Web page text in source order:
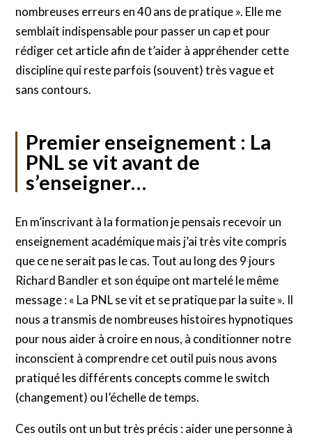
nombreuses erreurs en 40 ans de pratique ». Elle me
semblait indispensable pour passer un cap et pour
rédiger cet article afin de t’aider à appréhender cette
discipline qui reste parfois (souvent) très vague et
sans contours.
Premier enseignement : La
PNL se vit avant de
s’enseigner…
En m’inscrivant à la formation je pensais recevoir un
enseignement académique mais j’ai très vite compris
que ce ne serait pas le cas. Tout au long des 9 jours
Richard Bandler et son équipe ont martelé le même
message : « La PNL se vit et se pratique par la suite ». Il
nous a transmis de nombreuses histoires hypnotiques
pour nous aider à croire en nous, à conditionner notre
inconscient à comprendre cet outil puis nous avons
pratiqué les différents concepts comme le switch
(changement) ou l’échelle de temps.
Ces outils ont un but très précis : aider une personne à